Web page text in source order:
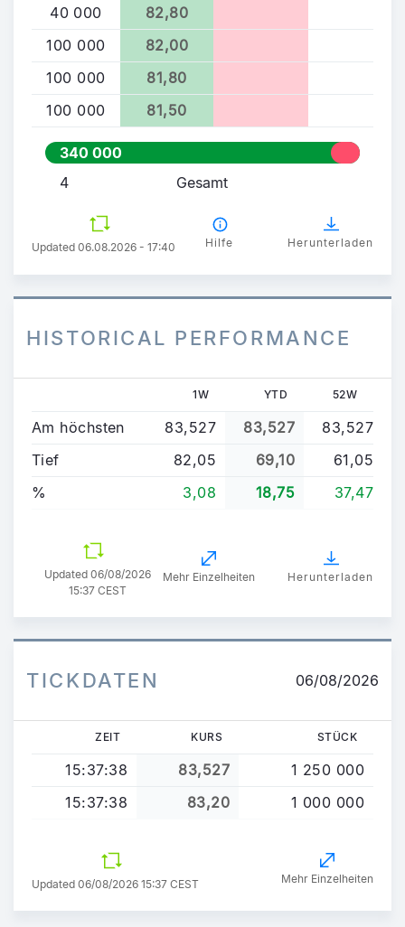
40 000
82,80
100 000
82,00
100 000
81,80
100 000
81,50
340 000
4
Gesamt
Updated 06.08.2026 - 17:40 Hilfe Herunterladen
HISTORICAL PERFORMANCE
1W YTD 52W
Am höchsten 83,527 83,527
83,527
Tief
82,05 69,10
61,05
%
3,08 18,75 37,47
Updated 06/08/2026
15:37 CEST
Mehr Einzelheiten Herunterladen
TICKDATEN 06/08/2026
ZEIT KURS STÜCK
15:37:38 83,527
1 250 000
15:37:38
83,20 1 000 000
Updated 06/08/2026 15:37 CEST Mehr Einzelheiten